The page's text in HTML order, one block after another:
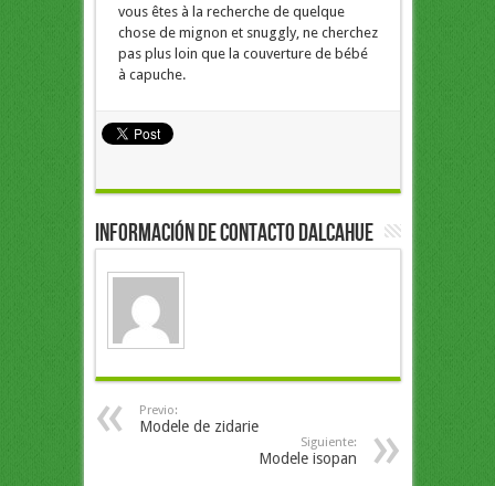
vous êtes à la recherche de quelque
chose de mignon et snuggly, ne cherchez
pas plus loin que la couverture de bébé
à capuche.
Información de Contacto Dalcahue
Previo:
Modele de zidarie
Siguiente:
Modele isopan